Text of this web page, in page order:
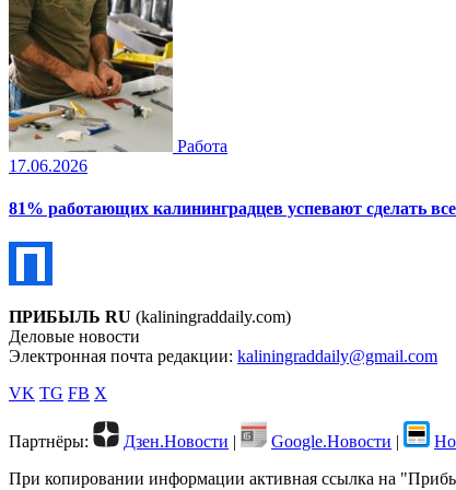
Работа
17.06.2026
81% работающих калининградцев успевают сделать все
ПРИБЫЛЬ RU (kaliningraddaily.com)
Деловые новости
Электронная почта редакции: kaliningraddaily@gmail.com
VK TG FB X
Партнёры: Дзен.Новости | Google.Новости |
При копировании информации активная ссылка на